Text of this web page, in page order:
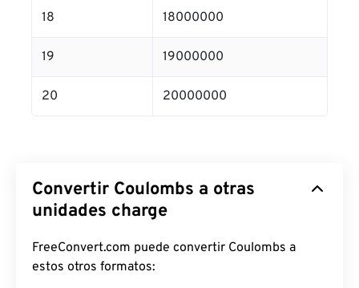
18 18000000
19 19000000
20 20000000
Convertir Coulombs a otras
unidades charge
FreeConvert.com puede convertir Coulombs a
estos otros formatos: